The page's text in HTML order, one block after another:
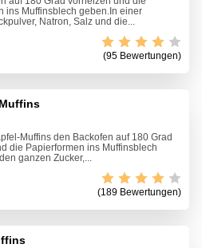
ins Muffinsblech geben.In einer
Natron, Salz und die...
(95 Bewertungen)
Muffins den Backofen auf 180 Grad
die Papierformen ins Muffinsblech
ganzen Zucker,...
(189 Bewertungen)